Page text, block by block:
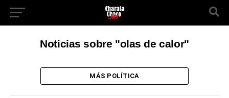
Noticias sobre "olas de calor"
MÁS POLÍTICA